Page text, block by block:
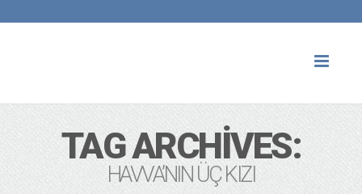
TAG ARCHIVES:
HAVVA’NIN ÜÇ KIZI